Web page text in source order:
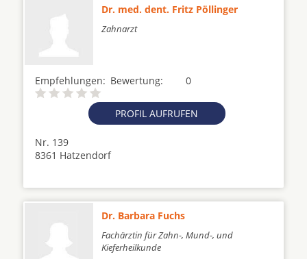
Dr. med. dent. Fritz Pöllinger
Zahnarzt
Empfehlungen: 0
Bewertung:
PROFIL AUFRUFEN
Nr. 139
8361 Hatzendorf
Dr. Barbara Fuchs
Fachärztin für Zahn-, Mund-, und
Kieferheilkunde